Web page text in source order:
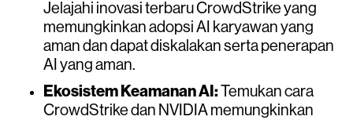
Jelajahi inovasi terbaru CrowdStrike yang
memungkinkan adopsi AI karyawan yang
aman dan dapat diskalakan serta penerapan
AI yang aman.
Ekosistem Keamanan AI: Temukan cara
CrowdStrike dan NVIDIA memungkinkan